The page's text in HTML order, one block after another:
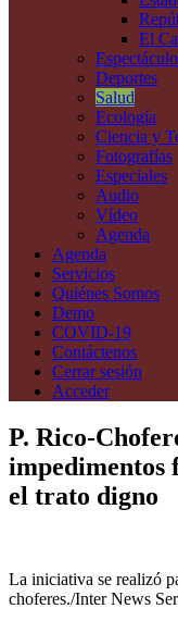
El
Deportes
Salud
Ecología
Ciencia y
Fotografías
Especiales
Audio
Vídeo
Agenda
Agenda
Servicios
Quiénes Somos
Demo
COVID-19
Contáctenos
Cerrar sesión
Acceder
P. Rico-
impedimentos
el trato digno
La iniciativa se realizó
choferes./Inter News